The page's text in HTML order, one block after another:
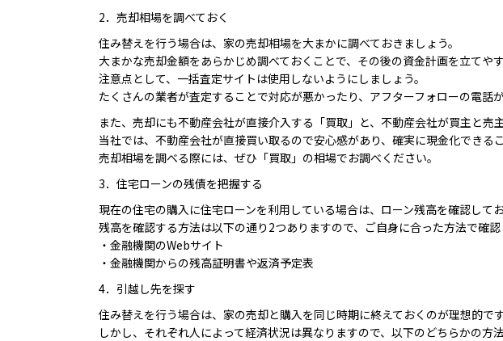
2．売却相場を調べておく
住み替えを行う場合は、家の売却相場を大まかに調べておきましょう。
大まかな売却金額をあらかじめ調べておくことで、その後の資金計画を立てやす
注意点として、一括査定サイトは使用しないようにしましょう。
たくさんの業者が査定することで対応が悪かったり、アフターフォローの電話
また、売却にも不動産会社が直接介入する「買取」と、不動産会社が買主と売
当社では、不動産会社が直接買い取るので安心感があり、確実に現金化できる
売却相場を調べる際には、ぜひ「買取」の相場でお調べください。
3．住宅ローンの残債を把握する
現在の住宅の購入に住宅ローンを利用している場合は、ローン残高を確認して
残高を確認する方法は以下の通り2つありますので、ご自身に合った方法で確認
・金融機関のWebサイト
・金融機関からの残高証明書や返済予定表
4．引越し先を探す
住み替えを行う場合は、家の売却と購入を同じ時期に終えておくのが理想的です
しかし、それぞれ人によって経済状況は異なりますので、以下のどちらかの方